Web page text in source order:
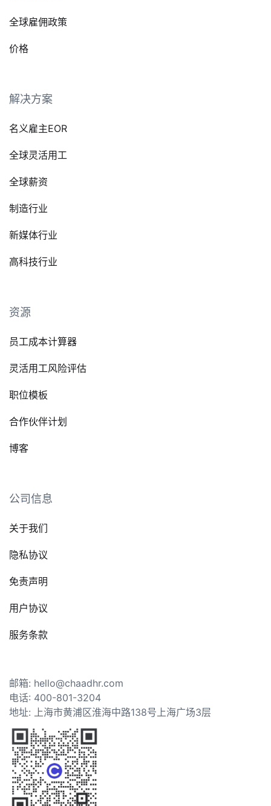
全球雇佣政策
价格
解决方案
名义雇主EOR
全球灵活用工
全球薪资
制造行业
新媒体行业
高科技行业
资源
员工成本计算器
灵活用工风险评估
职位模板
合作伙伴计划
博客
公司信息
关于我们
隐私协议
免责声明
用户协议
服务条款
邮箱: hello@chaadhr.com
电话: 400-801-3204
地址: 上海市黄浦区淮海中路138号上海广场3层